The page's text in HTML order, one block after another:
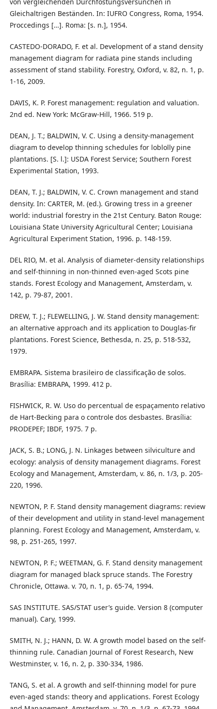
Gleichaltrigen Beständen. In: IUFRO Congress, Roma, 1954.
Proccedings […]. Roma: [s. n.], 1954.
CASTEDO-DORADO, F. et al. Development of a stand density
management diagram for radiata pine stands including
assessment of stand stability. Forestry, Oxford, v. 82, n. 1, p.
1-16, 2009.
DAVIS, K. P. Forest management: regulation and valuation.
2nd ed. New York: McGraw-Hill, 1966. 519 p.
DEAN, J. T.; BALDWIN, V. C. Using a density-management
diagram to develop thinning schedules for loblolly pine
plantations. [S. l.]: USDA Forest Service; Southern Forest
Experimental Station, 1993.
DEAN, T. J.; BALDWIN, V. C. Crown management and stand
density. In: CARTER, M. (ed.). Growing tress in a greener
world: industrial forestry in the 21st Century. Baton Rouge:
Louisiana State University Agricultural Center; Louisiana
Agricultural Experiment Station, 1996. p. 148-159.
DEL RIO, M. et al. Analysis of diameter-density relationships
and self-thinning in non-thinned even-aged Scots pine
stands. Forest Ecology and Management, Amsterdam, v.
142, p. 79-87, 2001.
DREW, T. J.; FLEWELLING, J. W. Stand density management:
an alternative approach and its application to Douglas-fir
plantations. Forest Science, Bethesda, n. 25, p. 518-532,
1979.
EMBRAPA. Sistema brasileiro de classificação de solos.
Brasília: EMBRAPA, 1999. 412 p.
FISHWICK, R. W. Uso do percentual de espaçamento relativo
de Hart-Becking para o controle dos desbastes. Brasília:
PRODEPEF; IBDF, 1975. 7 p.
JACK, S. B.; LONG, J. N. Linkages between silviculture and
ecology: analysis of density management diagrams. Forest
Ecology and Management, Amsterdam, v. 86, n. 1/3, p. 205-
220, 1996.
NEWTON, P. F. Stand density management diagrams: review
of their development and utility in stand-level management
planning. Forest Ecology and Management, Amsterdam, v.
98, p. 251-265, 1997.
NEWTON, P. F.; WEETMAN, G. F. Stand density management
diagram for managed black spruce stands. The Forestry
Chronicle, Ottawa. v. 70, n. 1, p. 65-74, 1994.
SAS INSTITUTE. SAS/STAT user’s guide. Version 8 (computer
manual). Cary, 1999.
SMITH, N. J.; HANN, D. W. A growth model based on the self-
thinning rule. Canadian Journal of Forest Research, New
Westminster, v. 16, n. 2, p. 330-334, 1986.
TANG, S. et al. A growth and self-thinning model for pure
even-aged stands: theory and applications. Forest Ecology